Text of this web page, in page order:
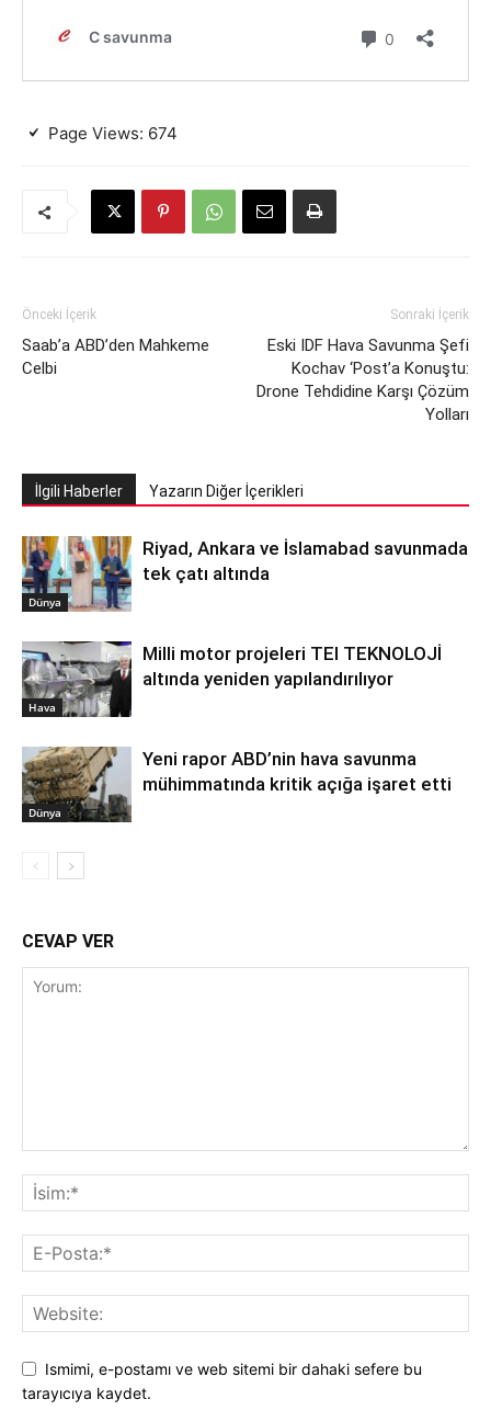
Page Views: 674
Önceki İçerik
Saab’a ABD’den Mahkeme
Celbi
Sonraki İçerik
Eski IDF Hava Savunma Şefi
Kochav ‘Post’a Konuştu:
Drone Tehdidine Karşı Çözüm
Yolları
İlgili Haberler Yazarın Diğer İçerikleri
Dünya
Riyad, Ankara ve İslamabad savunmada
tek çatı altında
Hava
Milli motor projeleri TEI TEKNOLOJİ
altında yeniden yapılandırılıyor
Dünya
Yeni rapor ABD’nin hava savunma
mühimmatında kritik açığa işaret etti
CEVAP VER
Ismimi, e-postamı ve web sitemi bir dahaki sefere bu
tarayıcıya kaydet.